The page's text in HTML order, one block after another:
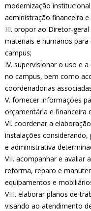
modernização
administração financeira e
III. propor ao Diretor-
materiais e humanos
campus;
IV. supervisionar o uso e
no campus, bem como
coordenadorias
V. fornecer informações
orçamentária e financeira
VI. coordenar a
instalações
e administrativa
VII. acompanhar e avaliar
reforma, reparo e
equipamentos e
VIII. elaborar planos de
visando ao atendimento